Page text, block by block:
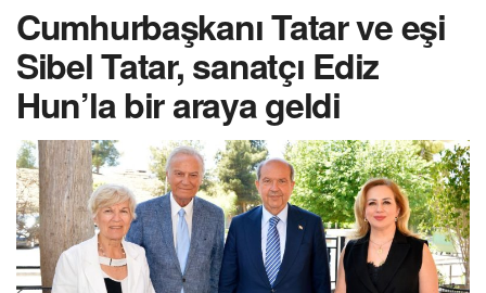
Cumhurbaşkanı Tatar ve eşi
Sibel Tatar, sanatçı Ediz
Hun’la bir araya geldi